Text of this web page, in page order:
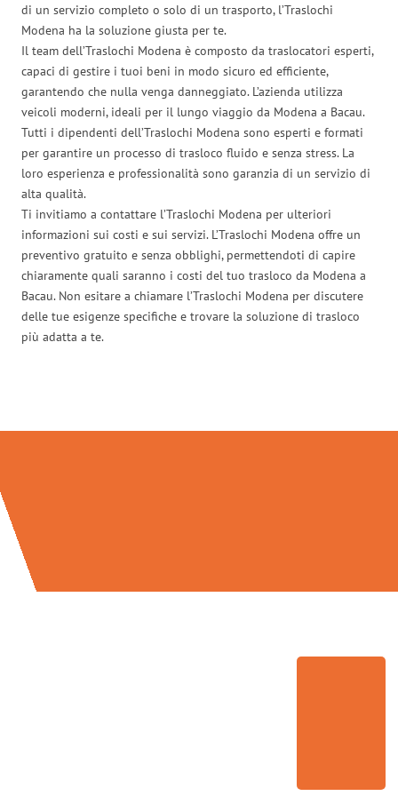
di un servizio completo o solo di un trasporto, l’Traslochi
Modena ha la soluzione giusta per te.
Il team dell’Traslochi Modena è composto da traslocatori esperti,
capaci di gestire i tuoi beni in modo sicuro ed efficiente,
garantendo che nulla venga danneggiato. L’azienda utilizza
veicoli moderni, ideali per il lungo viaggio da Modena a Bacau.
Tutti i dipendenti dell’Traslochi Modena sono esperti e formati
per garantire un processo di trasloco fluido e senza stress. La
loro esperienza e professionalità sono garanzia di un servizio di
alta qualità.
Ti invitiamo a contattare l’Traslochi Modena per ulteriori
informazioni sui costi e sui servizi. L’Traslochi Modena offre un
preventivo gratuito e senza obblighi, permettendoti di capire
chiaramente quali saranno i costi del tuo trasloco da Modena a
Bacau. Non esitare a chiamare l’Traslochi Modena per discutere
delle tue esigenze specifiche e trovare la soluzione di trasloco
più adatta a te.